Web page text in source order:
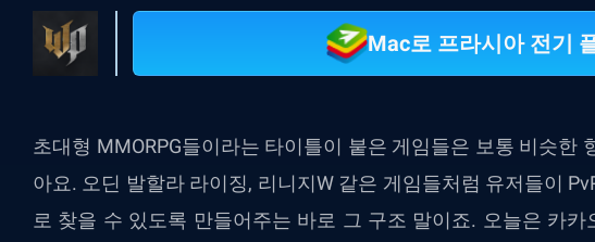
Mac로 프라시아 전기
초대형 MMORPG들이라는 타이틀이 붙은 게임들은 보통 비슷한
아요. 오딘 발할라 라이징, 리니지W 같은 게임들처럼 유저들이
로 찾을 수 있도록 만들어주는 바로 그 구조 말이죠. 오늘은 카카